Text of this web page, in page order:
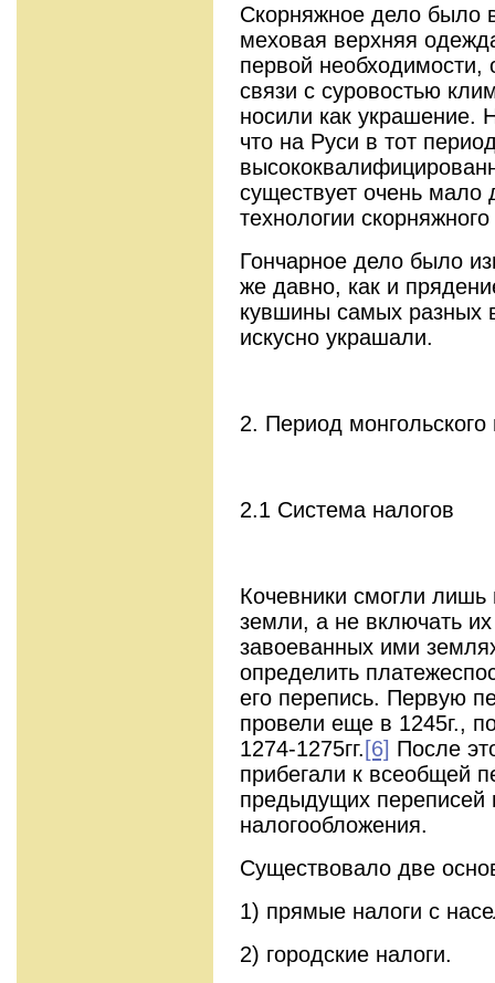
Скорняжное дело было
меховая верхняя
первой необходимости,
связи с суровостью
носили как украшение.
что на Руси в тот
существует очень мало
технологии
Гончарное дело было
же давно, как и
кувшины самых разных
искусно украшали.
2. Период
2.1 Система налогов
Кочевники смогли лишь
земли, а не включать
завоеванных ими
определить
его перепись. Первую
провели еще в 1245г.,
1274-1275гг. [6] После
прибегали к всеобщей
предыдущих переписей
налогообложения.
Существовало две
1) прямые налоги с
2) городские налоги.